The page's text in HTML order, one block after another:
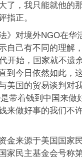
了，我只能就他的
指正。
》对境外NGO在华
自己有不同的理解
开始，国家就不遗
到今日依然如此，
美国的贸易谈判对
带着钱到中国来做
来做好事的我们不
金来源于美国国家
家民主基金会号称